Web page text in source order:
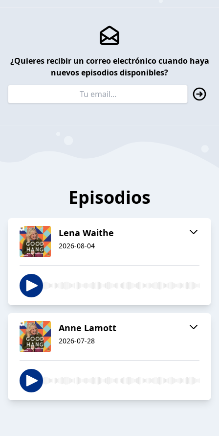
¿Quieres recibir un correo electrónico cuando haya
nuevos episodios disponibles?
Episodios
Lena Waithe
2026-08-04
Anne Lamott
2026-07-28